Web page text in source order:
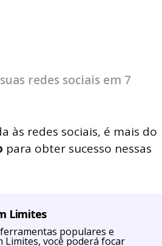
redes sociais em 7
às redes sociais, é mais do
para obter sucesso nessas
Limites
populares e
Limites, você poderá focar